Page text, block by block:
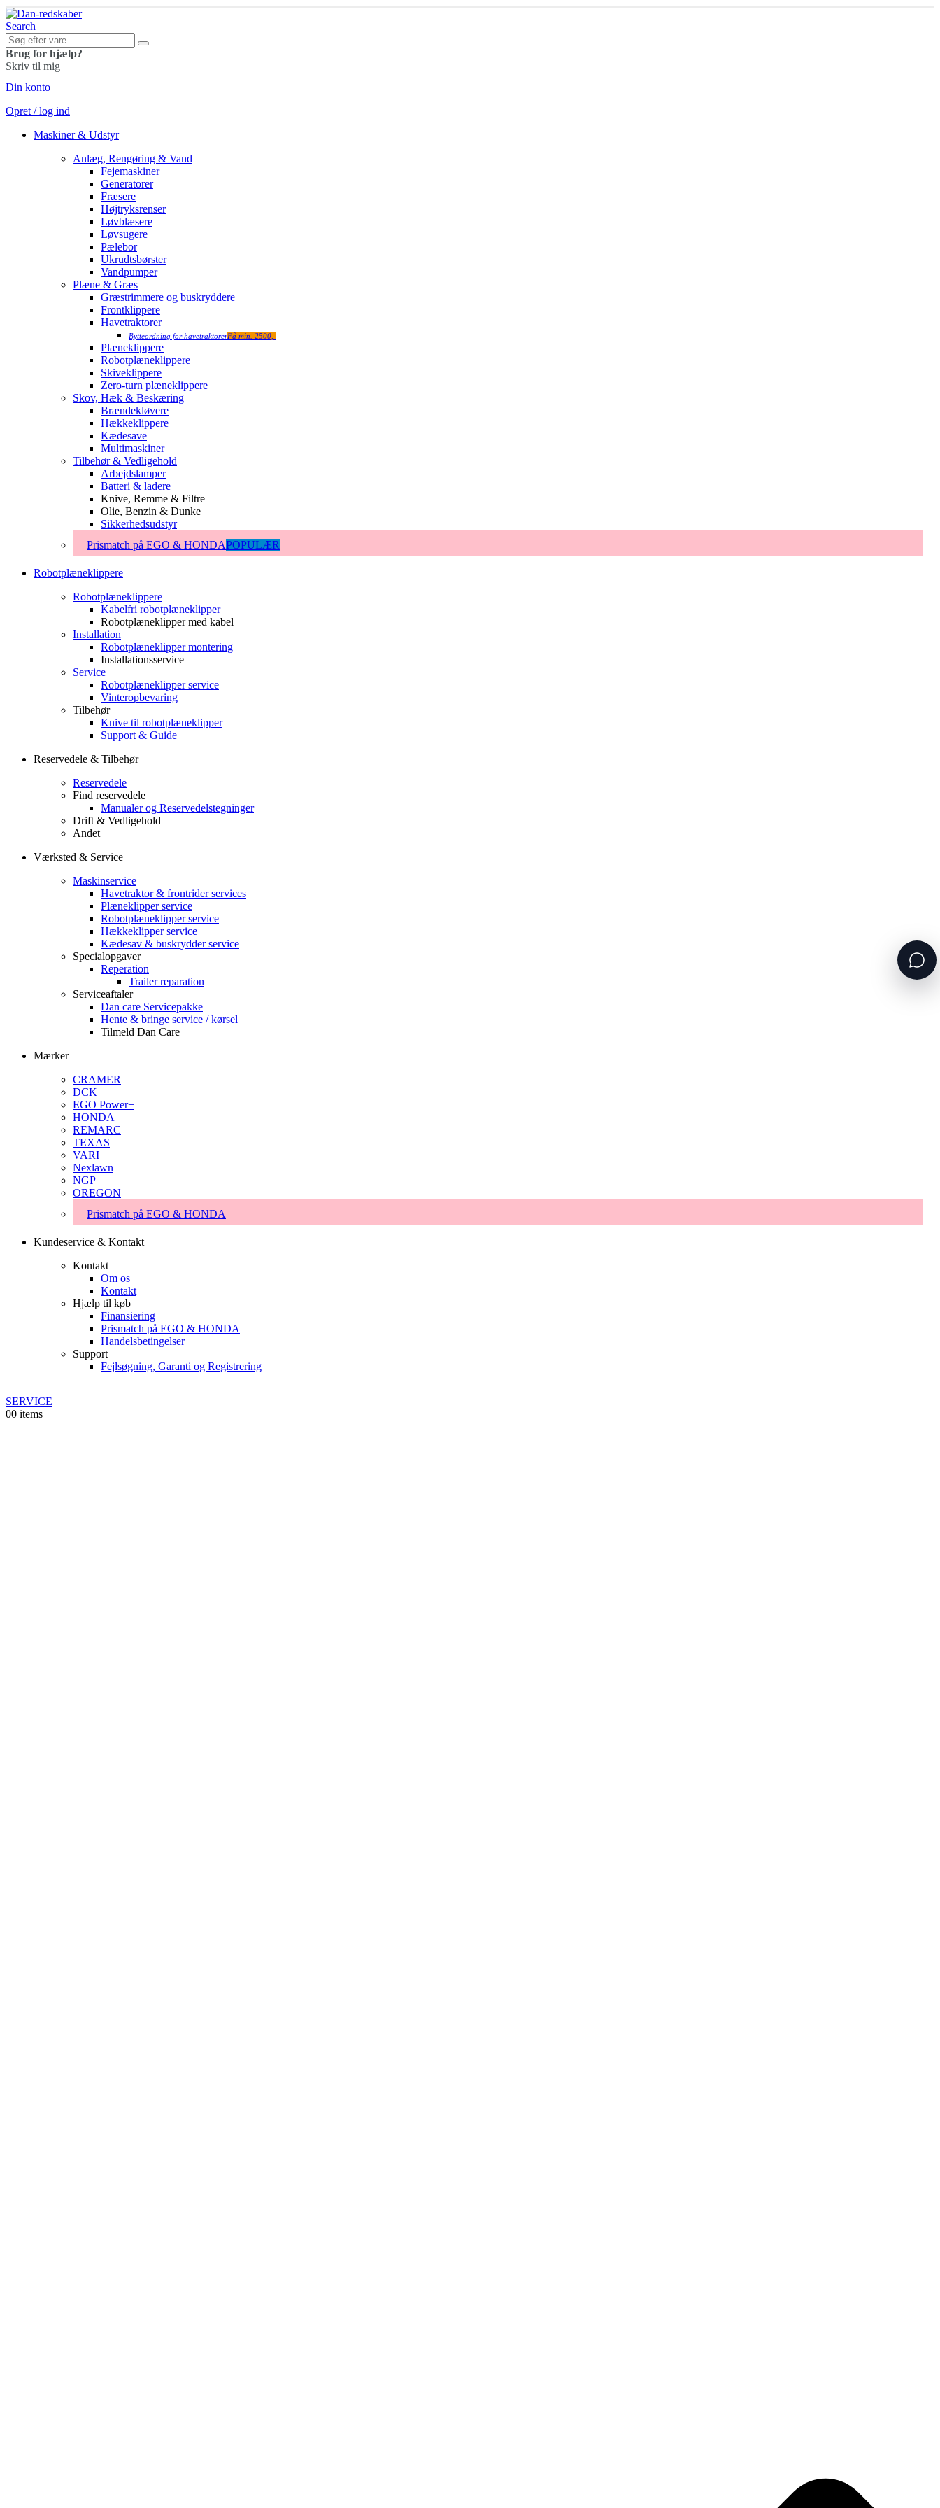
Search
Brug for hjælp?
Skriv til mig
Din konto
Opret / log ind
Maskiner & Udstyr
Anlæg, Rengøring & Vand
Fejemaskiner
Generatorer
Fræsere
Højtryksrenser
Løvblæsere
Løvsugere
Pælebor
Ukrudtsbørster
Vandpumper
Plæne & Græs
Græstrimmere og buskryddere
Frontklippere
Havetraktorer
Bytteordning for havetraktorerFå min. 2500,-
Plæneklippere
Robotplæneklippere
Skiveklippere
Zero-turn plæneklippere
Skov, Hæk & Beskæring
Brændekløvere
Hækkeklippere
Kædesave
Multimaskiner
Tilbehør & Vedligehold
Arbejdslamper
Batteri & ladere
Knive, Remme & Filtre
Olie, Benzin & Dunke
Sikkerhedsudstyr
Prismatch på EGO & HONDAPOPULÆR
Robotplæneklippere
Robotplæneklippere
Kabelfri robotplæneklipper
Robotplæneklipper med kabel
Installation
Robotplæneklipper montering
Installationsservice
Service
Robotplæneklipper service
Vinteropbevaring
Tilbehør
Knive til robotplæneklipper
Support & Guide
Reservedele & Tilbehør
Reservedele
Find reservedele
Manualer og Reservedelstegninger
Drift & Vedligehold
Andet
Værksted & Service
Maskinservice
Havetraktor & frontrider services
Plæneklipper service
Robotplæneklipper service
Hækkeklipper service
Kædesav & buskrydder service
Specialopgaver
Reperation
Trailer reparation
Serviceaftaler
Dan care Servicepakke
Hente & bringe service / kørsel
Tilmeld Dan Care
Mærker
CRAMER
DCK
EGO Power+
HONDA
REMARC
TEXAS
VARI
Nexlawn
NGP
OREGON
Prismatch på EGO & HONDA
Kundeservice & Kontakt
Kontakt
Om os
Kontakt
Hjælp til køb
Finansiering
Prismatch på EGO & HONDA
Handelsbetingelser
Support
Fejlsøgning, Garanti og Registrering
SERVICE
00 items